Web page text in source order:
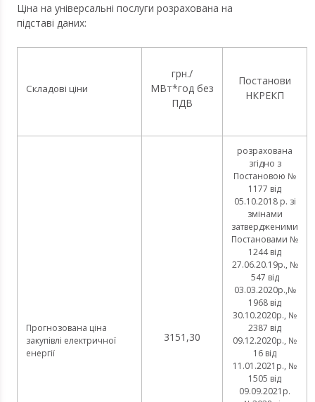
Ціна на універсальні послуги розрахована на
підставі даних:
Складові ціни
грн./
МВт*год без
ПДВ
Постанови
НКРЕКП
Прогнозована ціна
закупівлі електричної
енергії
3151,30
розрахована
згідно з
Постановою №
1177 від
05.10.2018 р. зі
змінами
затвердженими
Постановами №
1244 від
27.06.20.19р., №
547 від
03.03.2020р.,№
1968 від
30.10.2020р., №
2387 від
09.12.2020р., №
16 від
11.01.2021р., №
1505 від
09.09.2021р.